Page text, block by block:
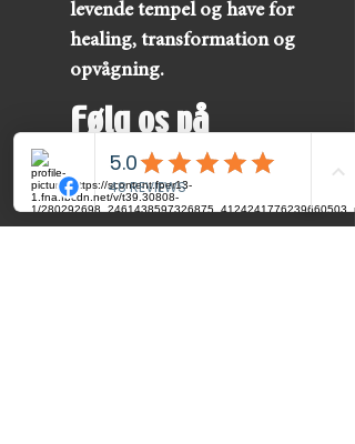
levende tempel og have for
healing, transformation og
opvågning.
Følg os på